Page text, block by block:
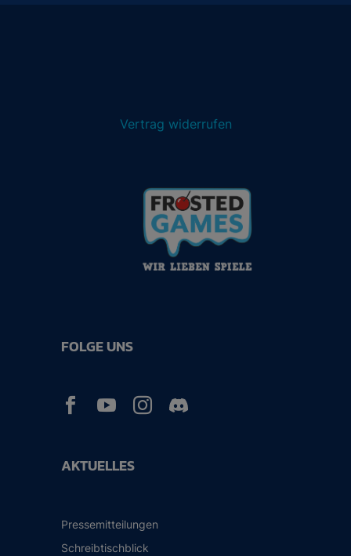
Vertrag widerrufen
AKTUELLES
Pressemitteilungen
Schreibtischblick
FOLGE UNS
  